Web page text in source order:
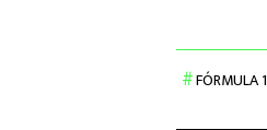
FÓRMULA 1